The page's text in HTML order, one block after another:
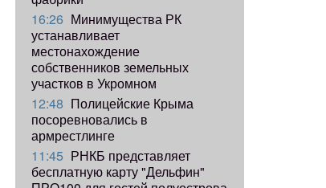
16:26 Минимущества РК
устанавливает
местонахождение
собственников земельных
участков в Укромном
12:48 Полицейские Крыма
посоревновались в
армрестлинге
11:45 РНКБ представляет
бесплатную карту "Дельфин"